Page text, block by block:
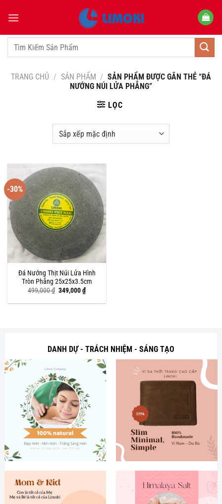
qua
dungTìm
TRANG CHỦ / SẢN PHẨM / SẢN PHẨM ĐƯỢC GẮN THẺ “ĐÁ
NƯỚNG NÚI LỬA PHẲNG”
LỌC
-30%
Đá Nướng Thịt Núi Lửa Hình
Tròn Phẳng 25x25x3.5cm
499,000₫ Giá
là:
349,000₫Giá
hiện
tại
DANH DỰ - TRÁCH NHIỆM - SÁNG TẠO